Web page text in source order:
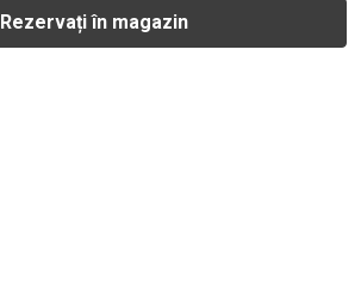
Rezervați în magazin